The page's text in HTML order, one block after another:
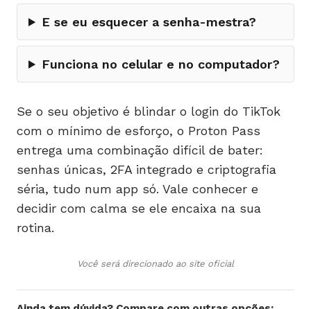
E se eu esquecer a senha-mestra?
Funciona no celular e no computador?
Se o seu objetivo é blindar o login do TikTok
com o mínimo de esforço, o Proton Pass
entrega uma combinação difícil de bater:
senhas únicas, 2FA integrado e criptografia
séria, tudo num app só. Vale conhecer e
decidir com calma se ele encaixa na sua
rotina.
Você será direcionado ao site oficial